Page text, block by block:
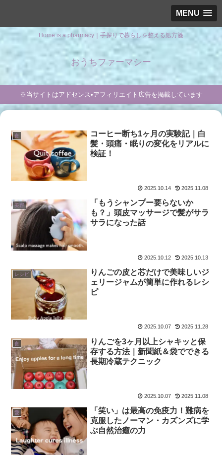
MENU
Home is a pharmacy｜手探りで暮らしを整える処方箋
おうちファーマシー
※当サイトはアドセンス•アフィリエイト広告を掲載しています
食
コーヒー断ち1ヶ月の実験記｜白
髪・頭痛・眠りの変化をリアルに
検証！
2025.10.14 2025.11.08
美容
「もうシャンプー要らないか
も？」頭皮マッサージで髪がサラ
サラになった話
2025.10.12 2025.10.13
レシピ
りんごの皮と芯だけで美味しいジ
ェリージャムが簡単に作れるレシ
ピ
2025.10.07 2025.11.28
食
りんごを3ヶ月以上シャキッと保
存する方法｜新聞紙＆袋でできる
長期冷蔵テクニック
2025.10.07 2025.11.08
愛
「笑い」は最高の免疫力！難病を
克服したノーマン・カズンズに学
ぶ自然治癒の力